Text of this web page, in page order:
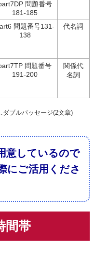
問題番号
181-185
問題番号131-
138
代名詞
問題番号
191-200
関係代
名詞
ブルパッセージ(2文章)
意しているので
にご活用くださ
間帯